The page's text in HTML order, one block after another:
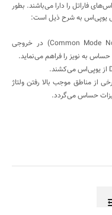
فاراتل را دارا می‌باشند. بطور
یوپی‌اس به شرح ذیل است:
Common Mode) در خروجی
به نویز را فراهم می‌نماید.
از یوپی‌اس می‌کشند.
از مناطق موجب بالا رفتن ولتاژ
حساس می‌گردد.